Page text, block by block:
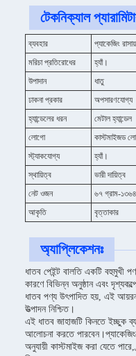
টেকনিক্যাল
ব্যবহার
প্যাকেজিং
মরিচা প্রতিরোধের
হ্যাঁ।
উপাদান
ধাতু
ঢাকনা প্রকার
অপসারণযোগ্য
হ্যান্ডেলের ধরন
মেটাল হ্যান্ডেল
লোগো
কাস্টমাইজড
স্ট্যাকযোগ্য
হ্যাঁ।
স্থায়িত্ব
ভারী দায়িত্ব
নেট ওজন
৬৭ গ্রাম-
আকৃতি
বৃত্তাকার
অ্যাপ্লিকেশনঃ
ধাতব পেইন্ট বালতি একটি বহুমুখী
কারণে বিভিন্ন অনুষ্ঠান এবং
ধাতব পণ্য উৎপাদিত হয়, এই
উত্পাদন নিশ্চিত।
এই ধাতব জাহাজটি কিনতে ইচ্ছুক
আলোচনা করতে
অনুযায়ী কাস্টমাইজ করা যেতে পারে,